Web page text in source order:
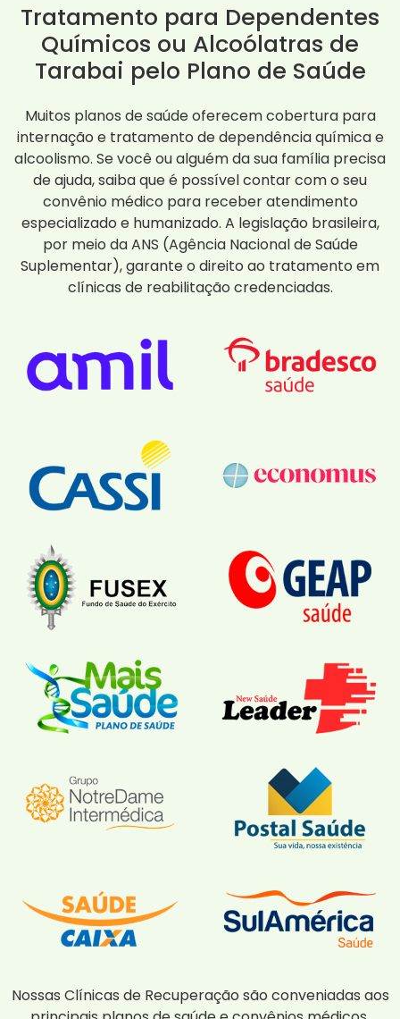
Tratamento para Dependentes
Químicos ou Alcoólatras de
Tarabai pelo Plano de Saúde
Muitos planos de saúde oferecem cobertura para
internação e tratamento de dependência química e
alcoolismo. Se você ou alguém da sua família precisa
de ajuda, saiba que é possível contar com o seu
convênio médico para receber atendimento
especializado e humanizado. A legislação brasileira,
por meio da ANS (Agência Nacional de Saúde
Suplementar), garante o direito ao tratamento em
clínicas de reabilitação credenciadas.
Nossas Clínicas de Recuperação são conveniadas aos